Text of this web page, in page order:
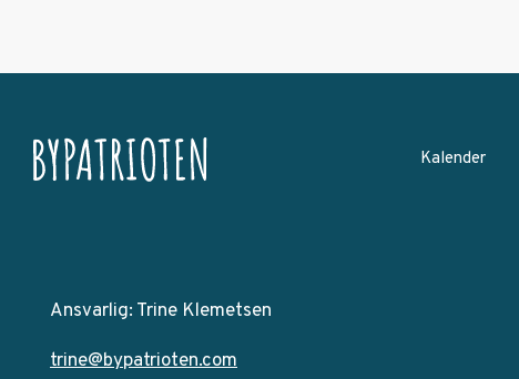
Kalender
Ansvarlig: Trine Klemetsen
trine@bypatrioten.com